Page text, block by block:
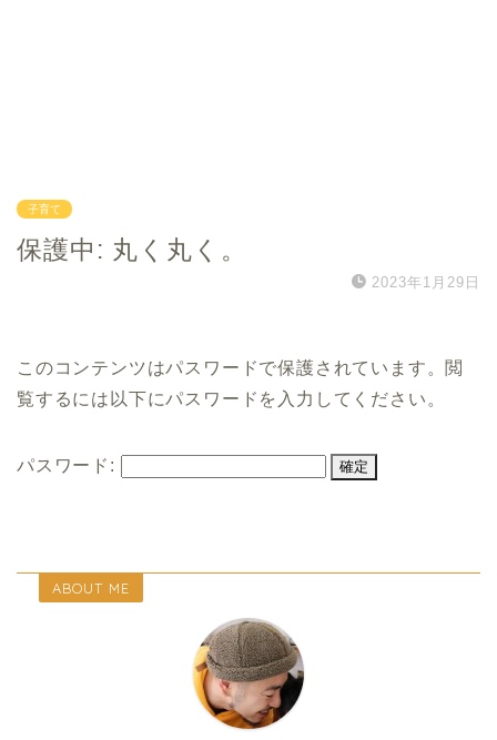
子育て
保護中: 丸く丸く。
2023年1月29日
このコンテンツはパスワードで保護されています。閲
覧するには以下にパスワードを入力してください。
パスワード:
ABOUT ME